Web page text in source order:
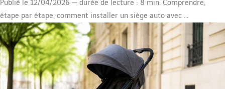
Publié le 12/04/2026 — durée de lecture : 8 min. Comprendre,
étape par étape, comment installer un siège auto avec ...